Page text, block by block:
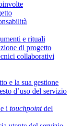
e rituali
di progetto
collaborativi
e la sua gestione
d’uso del servizio
i touchpointdel